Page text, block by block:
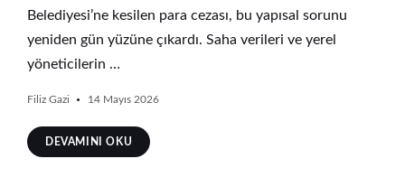
Belediyesi’ne kesilen para cezası, bu yapısal sorunu
yeniden gün yüzüne çıkardı. Saha verileri ve yerel
yöneticilerin …
Filiz Gazi 14 Mayıs 2026
DEVAMINI OKU